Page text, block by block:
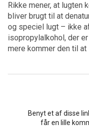
Rikke mener, at lugten
bliver brugt til at
og speciel lugt – ikke
isopropylalkohol, der
mere kommer den til at
Benyt et af disse
får en lille